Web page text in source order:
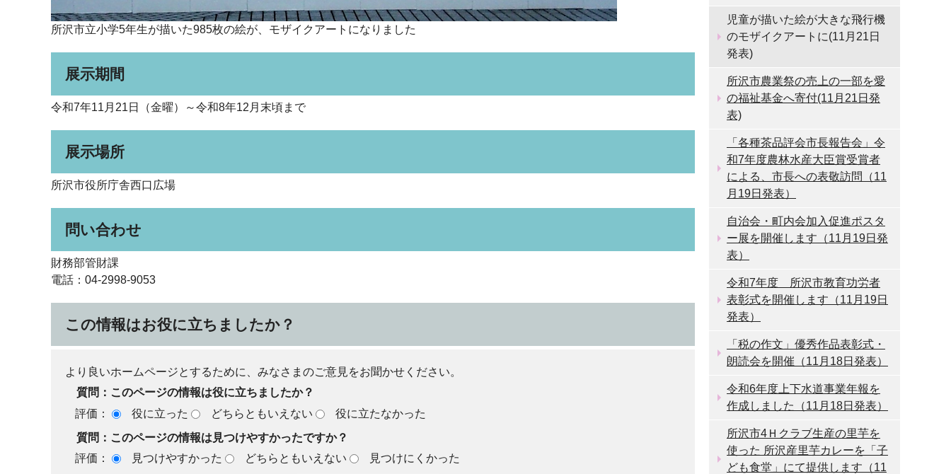
所沢市立小学5年生が描いた985枚の絵が、モザイクアートになりました
展示期間
令和7年11月21日（金曜）～令和8年12月末頃まで
展示場所
所沢市役所庁舎西口広場
問い合わせ
財務部管財課
電話：04-2998-9053
この情報はお役に立ちましたか？
より良いホームページとするために、みなさまのご意見をお聞かせください。
質問：このページの情報は役に立ちましたか？
評価：
役に立った どちらともいえない
役に立たなかった
質問：このページの情報は見つけやすかったですか？
評価：
見つけやすかった どちらともいえない 見つけにくかった
児童が描いた絵が大きな飛行機
のモザイクアートに(11月21日
発表)
所沢市農業祭の売上の一部を愛
の福祉基金へ寄付(11月21日発
表)
「各種茶品評会市長報告会」令
和7年度農林水産大臣賞受賞者
による、市長への表敬訪問（11
月19日発表）
自治会・町内会加入促進ポスタ
ー展を開催します（11月19日発
表）
令和7年度 所沢市教育功労者
表彰式を開催します（11月19日
発表）
「税の作文」優秀作品表彰式・
朗読会を開催（11月18日発表）
令和6年度上下水道事業年報を
作成しました（11月18日発表）
所沢市4Ｈクラブ生産の里芋を
使った 所沢産里芋カレーを「子
ども食堂」にて提供します（11